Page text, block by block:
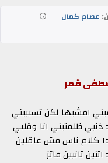
عصام كمال
قمر
امشيها لكن تسيبيني
ظلمتيني انا وقلبي
كلام ناس مش عاقلين
تانيين ماتز